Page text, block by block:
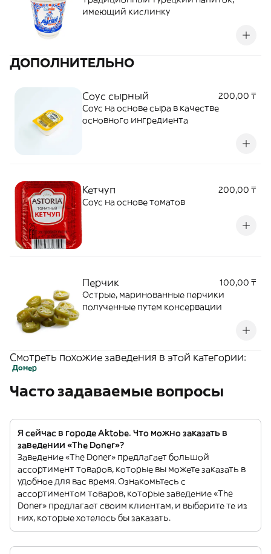
имеющий кислинку
ДОПОЛНИТЕЛЬНО
Соус сырный
200,00 ₸
Соус на основе сыра в качестве
основного ингредиента
Кетчуп
200,00 ₸
Соус на основе томатов
Перчик
100,00 ₸
Острые, маринованные перчики
полученные путем консервации
Смотреть похожие заведения в этой категории:
Донер
Часто задаваемые вопросы
Я сейчас в городе Aktobe. Что можно заказать в
заведении «The Doner»?
Заведение «The Doner» предлагает большой
ассортимент товаров, которые вы можете заказать в
удобное для вас время. Ознакомьтесь с
ассортиментом товаров, которые заведение «The
Doner» предлагает своим клиентам, и выберите те из
них, которые хотелось бы заказать.